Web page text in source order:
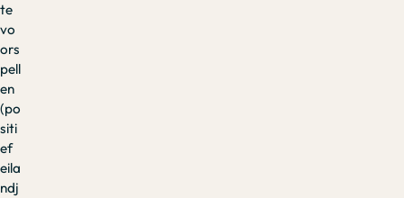
te
vo
ors
pell
en
(po
siti
ef
eila
ndj